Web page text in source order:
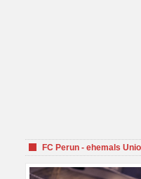
FC Perun - ehemals